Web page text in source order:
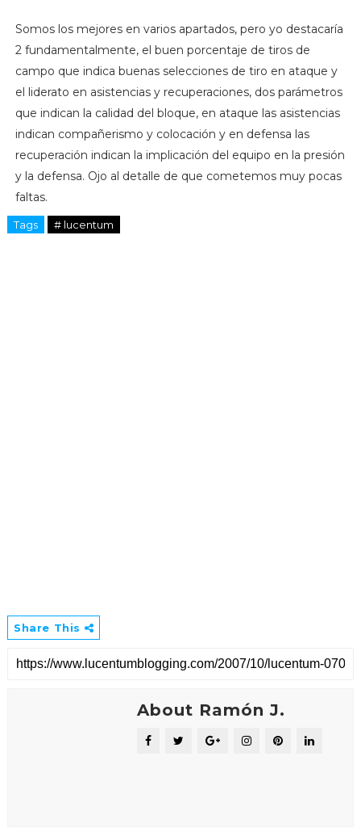
Somos los mejores en varios apartados, pero yo destacaría
2 fundamentalmente, el buen porcentaje de tiros de
campo que indica buenas selecciones de tiro en ataque y
el liderato en asistencias y recuperaciones, dos parámetros
que indican la calidad del bloque, en ataque las asistencias
indican compañerismo y colocación y en defensa las
recuperación indican la implicación del equipo en la presión
y la defensa. Ojo al detalle de que cometemos muy pocas
faltas.
Tags # lucentum
Share This
About Ramón J.